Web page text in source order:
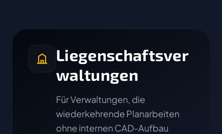
Liegenschaftsver
waltungen
Für Verwaltungen, die
wiederkehrende Planarbeiten
ohne internen CAD-Aufbau